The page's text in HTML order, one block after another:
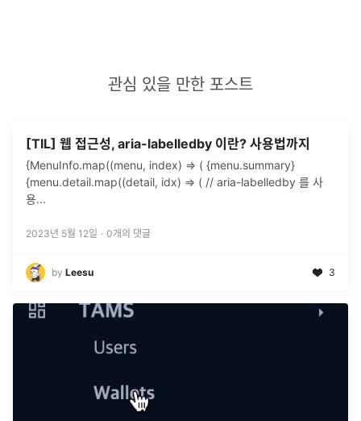
관심 있을 만한 포스트
[TIL] 웹 접근성, aria-labelledby 이란? 사용법까지
{MenuInfo.map((menu, index) => ( {menu.summary}
{menu.detail.map((detail, idx) => ( // aria-labelledby 를 사
용...
2023년 5월 12일 · 0개의 댓글
by Leesu 3